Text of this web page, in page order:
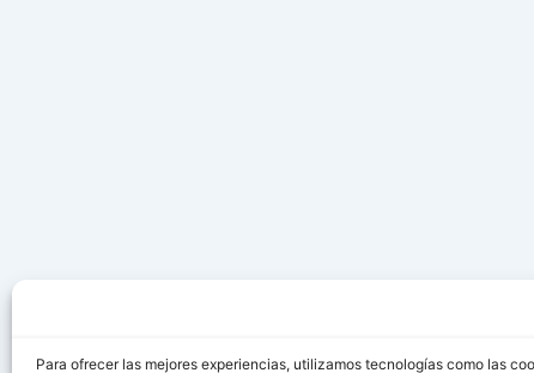
Para ofrecer las mejores experiencias, utilizamos tecnologías como las